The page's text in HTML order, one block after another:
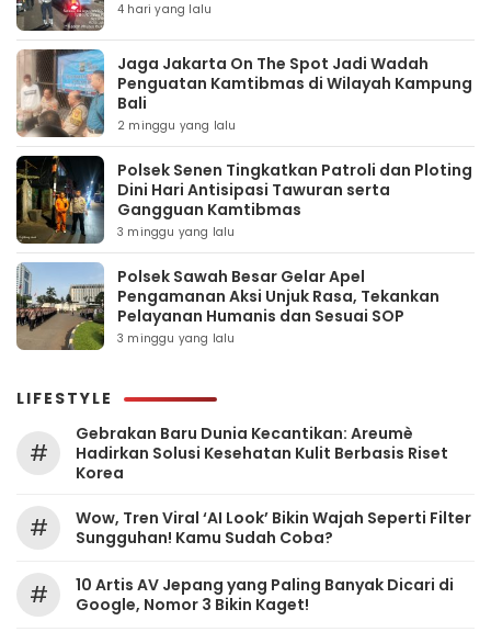
4 hari yang lalu
Jaga Jakarta On The Spot Jadi Wadah
Penguatan Kamtibmas di Wilayah Kampung
Bali
2 minggu yang lalu
Polsek Senen Tingkatkan Patroli dan Ploting
Dini Hari Antisipasi Tawuran serta
Gangguan Kamtibmas
3 minggu yang lalu
Polsek Sawah Besar Gelar Apel
Pengamanan Aksi Unjuk Rasa, Tekankan
Pelayanan Humanis dan Sesuai SOP
3 minggu yang lalu
LIFESTYLE
#
Gebrakan Baru Dunia Kecantikan: Areumè
Hadirkan Solusi Kesehatan Kulit Berbasis Riset
Korea
#
Wow, Tren Viral ‘AI Look’ Bikin Wajah Seperti Filter
Sungguhan! Kamu Sudah Coba?
#
10 Artis AV Jepang yang Paling Banyak Dicari di
Google, Nomor 3 Bikin Kaget!